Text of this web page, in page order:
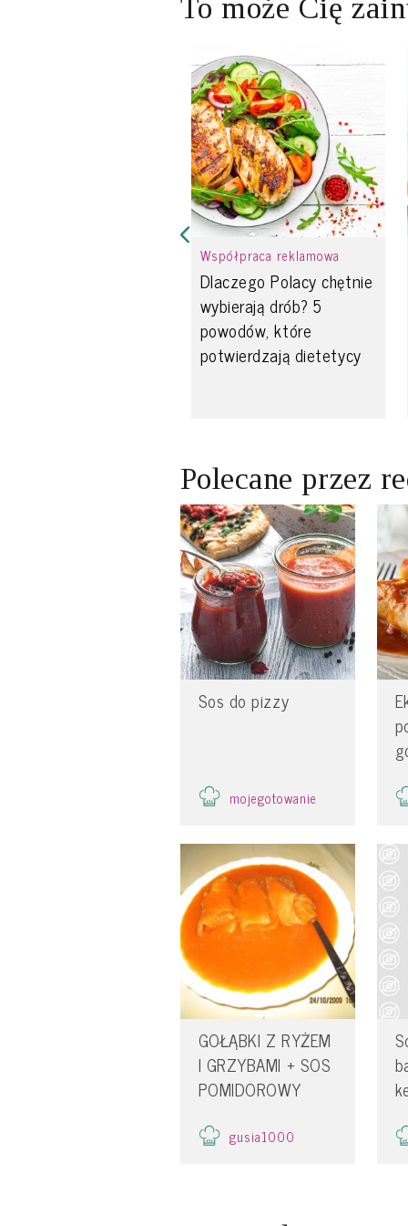
To może Cię
Współpraca reklamowa
Dlaczego Polacy chętnie
wybierają drób? 5
powodów, które
potwierdzają dietetycy
Polecane przez
Sos do pizzy
mojegotowanie
GOŁĄBKI Z RYŻEM
I GRZYBAMI + SOS
POMIDOROWY
gusia1000